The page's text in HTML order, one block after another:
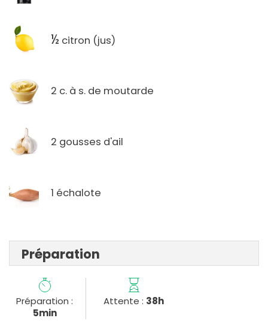
½ citron (jus)
2 c. à s. de moutarde
2 gousses d'ail
1 échalote
Préparation
Préparation :
5min
Attente : 38h